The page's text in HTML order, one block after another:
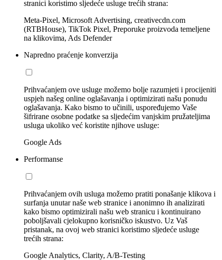
stranici koristimo sljedeće usluge trećih strana:
Meta-Pixel, Microsoft Advertising, creativecdn.com
(RTBHouse), TikTok Pixel, Preporuke proizvoda temeljene
na klikovima, Ads Defender
Napredno praćenje konverzija
Prihvaćanjem ove usluge možemo bolje razumjeti i procijeniti
uspjeh našeg online oglašavanja i optimizirati našu ponudu
oglašavanja. Kako bismo to učinili, uspoređujemo Vaše
šifrirane osobne podatke sa sljedećim vanjskim pružateljima
usluga ukoliko već koristite njihove usluge:
Google Ads
Performanse
Prihvaćanjem ovih usluga možemo pratiti ponašanje klikova i
surfanja unutar naše web stranice i anonimno ih analizirati
kako bismo optimizirali našu web stranicu i kontinuirano
poboljšavali cjelokupno korisničko iskustvo. Uz Vaš
pristanak, na ovoj web stranici koristimo sljedeće usluge
trećih strana:
Google Analytics, Clarity, A/B-Testing